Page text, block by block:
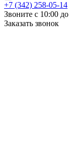
+7 (342) 258-05-14
Звоните с 10:00 до
Заказать звонок